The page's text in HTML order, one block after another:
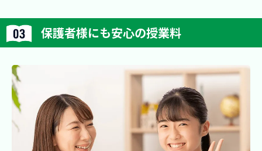
保護者様にも安心の授業料